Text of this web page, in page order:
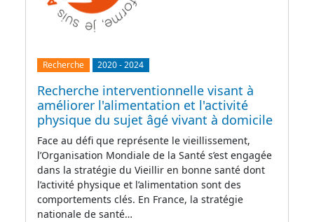
Recherche 2020-2024
Recherche interventionnelle visant à
améliorer l'alimentation et l'activité
physique du sujet âgé vivant à domicile
Face au défi que représente le vieillissement,
l’Organisation Mondiale de la Santé s’est engagée
dans la stratégie du Vieillir en bonne santé dont
l’activité physique et l’alimentation sont des
comportements clés. En France, la stratégie
nationale de santé…